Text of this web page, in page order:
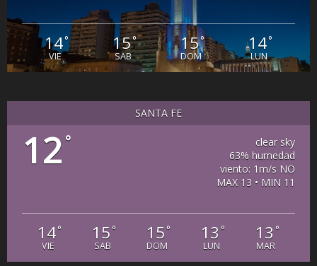
14°
VIE
15°
SAB
15°
DOM
14°
LUN
SANTA FE
12 °
clear sky
63% humedad
viento: 1m/s NO
MAX 13 • MIN 11
14°
VIE
15 °
SAB
15 °
DOM
13 °
LUN
13 °
MAR